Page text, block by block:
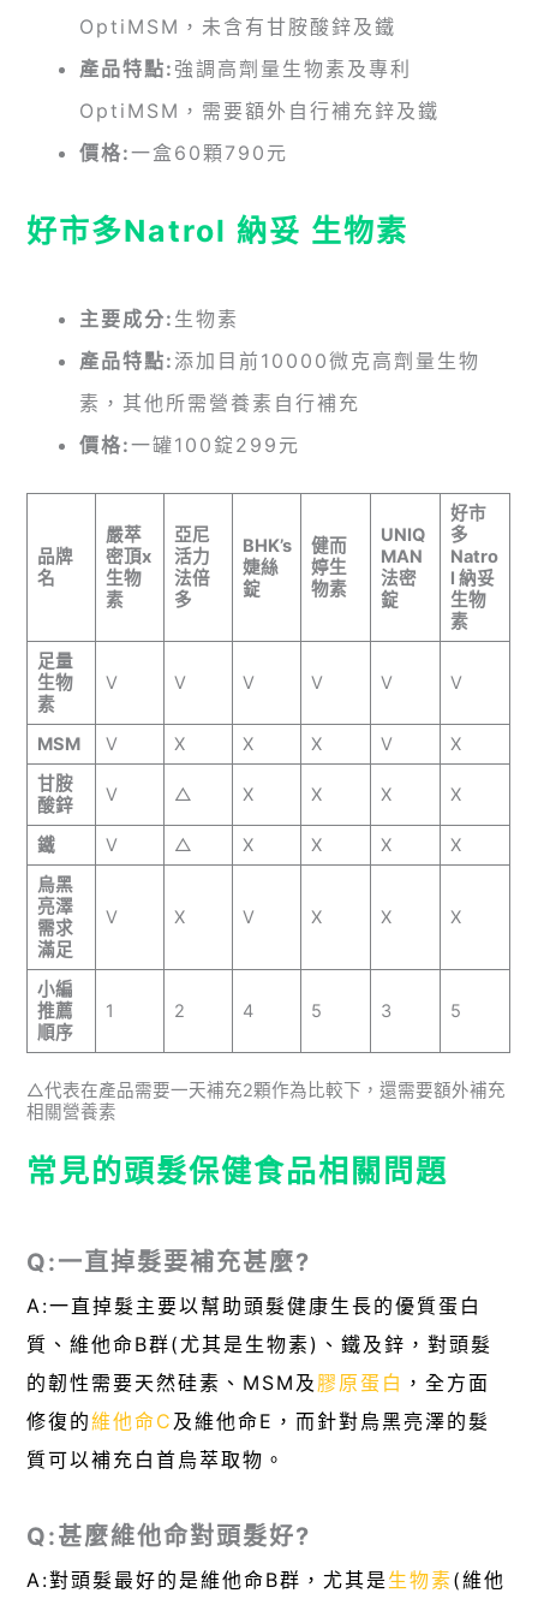
OptiMSM，未含有甘胺酸鋅及鐵
產品特點: 強調高劑量生物素及專利
OptiMSM，需要額外自行補充鋅及鐵
價格:一盒60顆790元
好市多Natrol 納妥 生物素
主要成分: 生物素
產品特點: 添加目前10000微克高劑量生物
素，其他所需營養素自行補充
價格:一罐100錠299元
品牌
名
嚴萃
密頂x
生物
素
亞尼
活力
法倍
多
BHK’s
婕絲
錠
健而
婷生
物素
UNIQ
MAN
法密
錠
好市
多
Natro
l 納妥
生物
素
足量
生物
素
V V V V V V
MSM V X X X V
X
甘胺
酸鋅
V △ X X X X
鐵 V △ X X X
X
烏黑
亮澤
需求
滿足
V X V X X X
小編
推薦
順序
1 2 4 5 3 5
△代表在產品需要一天補充2顆作為比較下，還需要額外補充
相關營養素
常見的頭髮保健食品相關問題
Q:一直掉髮要補充甚麼?
A:一直掉髮主要以幫助頭髮健康生長的優質蛋白
質、維他命B群(尤其是生物素)、鐵及鋅，對頭髮
的韌性需要天然硅素、MSM及 膠原蛋白 ，全方面
修復的維他命C 及維他命E，而針對烏黑亮澤的髮
質可以補充白首烏萃取物。
Q:甚麼維他命對頭髮好?
A:對頭髮最好的是維他命B群，尤其是 生物素(維他